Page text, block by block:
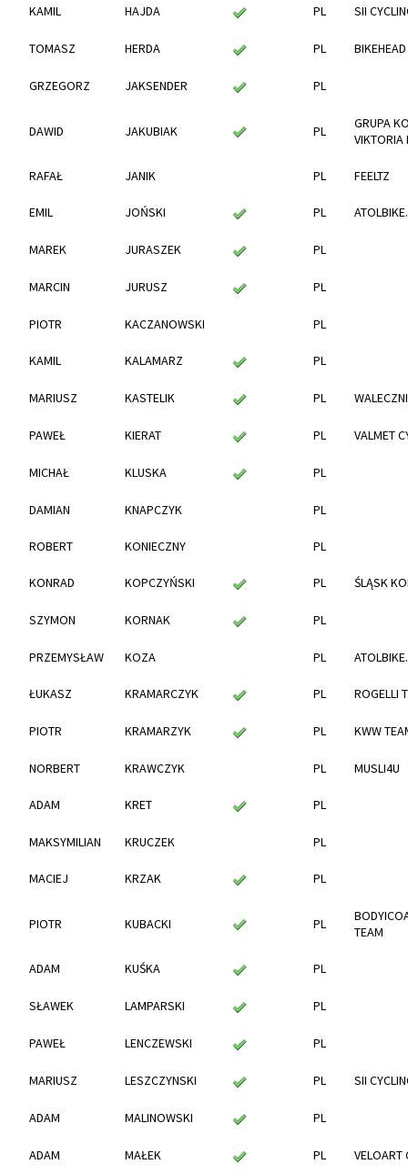
KAMIL HAJDA PL SII
TOMASZ HERDA PL BIKEHEAD
GRZEGORZ JAKSENDER PL
DAWID JAKUBIAK PL
GRUPA
VIKTORIA
RAFAŁ JANIK PL FEELTZ
EMIL JOŃSKI PL
MAREK JURASZEK PL
MARCIN JURUSZ PL
PIOTR KACZANOWSKI PL
KAMIL KALAMARZ PL
MARIUSZ KASTELIK PL
PAWEŁ KIERAT PL VALMET
MICHAŁ KLUSKA PL
DAMIAN KNAPCZYK PL
ROBERT KONIECZNY PL
KONRAD KOPCZYŃSKI PL ŚLĄSK
SZYMON KORNAK PL
PRZEMYSŁAW KOZA PL
ŁUKASZ KRAMARCZYK PL ROGELLI
PIOTR KRAMARZYK PL KWW
NORBERT KRAWCZYK PL MUSLI4U
ADAM KRET PL
MAKSYMILIAN KRUCZEK PL
MACIEJ KRZAK PL
PIOTR KUBACKI PL
TEAM
ADAM KUŚKA PL
SŁAWEK LAMPARSKI PL
PAWEŁ LENCZEWSKI PL
MARIUSZ LESZCZYNSKI PL SII
ADAM MALINOWSKI PL
ADAM MAŁEK PL VELOART